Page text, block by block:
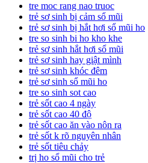
tre moc rang nao truoc
trẻ sơ sinh bị cảm sổ mũi
trẻ sơ sinh bị hắt hơi sổ mũi ho
tre so sinh bi ho kho khe
trẻ sơ sinh hắt hơi sổ mũi
trẻ sơ sinh hay giật mình
trẻ sơ sinh khóc đêm
trẻ sơ sinh sổ mũi ho
tre so sinh sot cao
trẻ sốt cao 4 ngày
trẻ sốt cao 40 độ
trẻ sốt cao ăn vào nôn ra
trẻ sốt k rõ nguyên nhân
trẻ sốt tiêu chảy
trị ho sổ mũi cho trẻ